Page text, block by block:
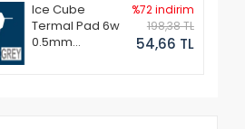
Ice Cube
Termal Pad 6w
0.5mm
%72 indirim
198,38 TL
54,66 TL